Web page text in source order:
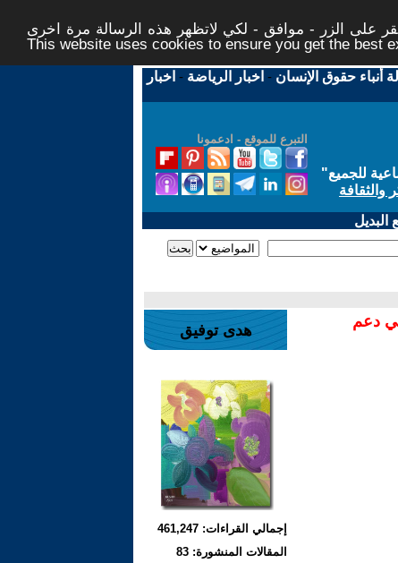
على الزر - موافق - لكي لاتظهر هذه الرسالة مرة اخرى -
This website uses cookies to ensure you get the best
أنباء حقوق الإنسان - اخبار الرياضة - اخبار
التبرع للموقع - ادعمونا
للجميع"
والثقافة
البديل
دعم
هدى توفيق
إجمالي القراءات: 461,247
المقالات المنشورة: 83